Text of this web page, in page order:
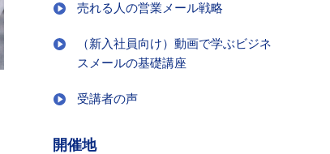
売れる人の営業メール戦略
（新入社員向け）動画で学ぶビジネ
スメールの基礎講座
受講者の声
開催地